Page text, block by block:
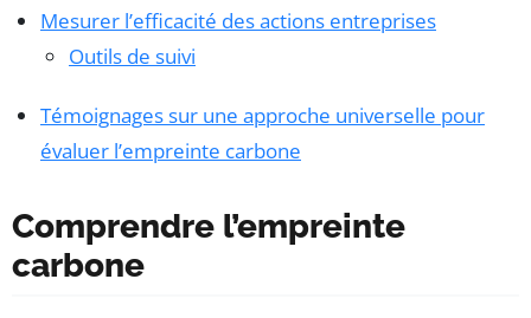
Mesurer l’efficacité des actions entreprises
Outils de suivi
Témoignages sur une approche universelle pour
évaluer l’empreinte carbone
Comprendre l’empreinte
carbone